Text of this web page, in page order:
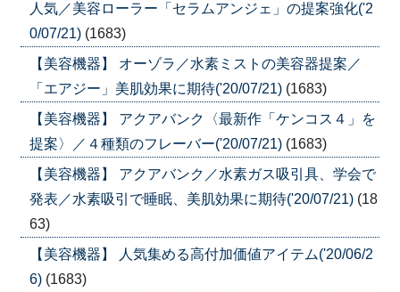
人気／美容ローラー「セラムアンジェ」の提案強化('2
0/07/21) (1683)
【美容機器】 オーゾラ／水素ミストの美容器提案／
「エアジー」美肌効果に期待('20/07/21) (1683)
【美容機器】 アクアバンク〈最新作「ケンコス４」を
提案〉／４種類のフレーバー('20/07/21) (1683)
【美容機器】 アクアバンク／水素ガス吸引具、学会で
発表／水素吸引で睡眠、美肌効果に期待('20/07/21) (18
63)
【美容機器】 人気集める高付加価値アイテム('20/06/2
6) (1683)